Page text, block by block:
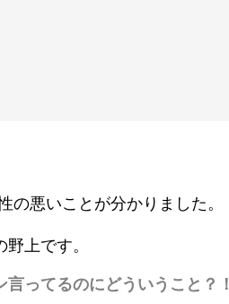
の悪いことが分かりました。
上です。
ってるのにどういうこと？！